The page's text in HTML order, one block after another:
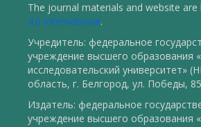
The journal materials and website are
4.0 International.
Учредитель: федеральное
учреждение высшего образования
исследовательский университет»
область, г. Белгород, ул. Победы,
Издатель: федеральное
учреждение высшего образования